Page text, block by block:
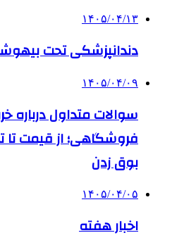
۱۴۰۵/۰۴/۱۳
دندانپزشکی تحت
۱۴۰۵/۰۴/۰۹
سوالات متداول درباره
فروشگاهی؛ از قیمت
بوق زدن
۱۴۰۵/۰۴/۰۵
اخبار هفته